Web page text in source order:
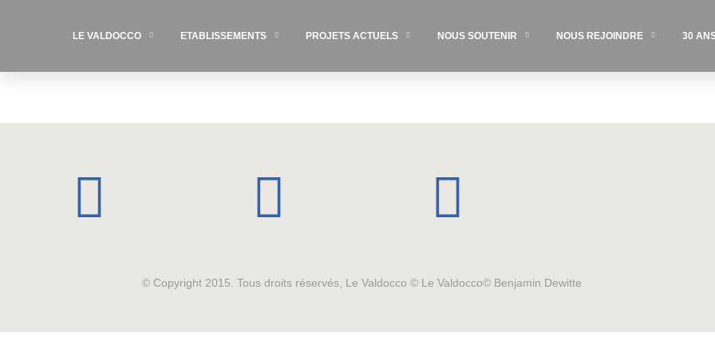
LE VALDOCCO ETABLISSEMENTS PROJETS ACTUELS NOUS SOUTENIR NOUS REJOINDRE 30
© Copyright 2015. Tous droits réservés, Le Valdocco © Le Valdocco© Benjamin Dewitte